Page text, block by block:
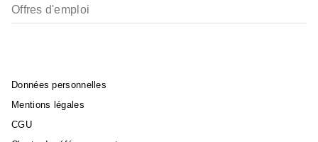
Offres d'emploi
Données personnelles
Mentions légales
CGU